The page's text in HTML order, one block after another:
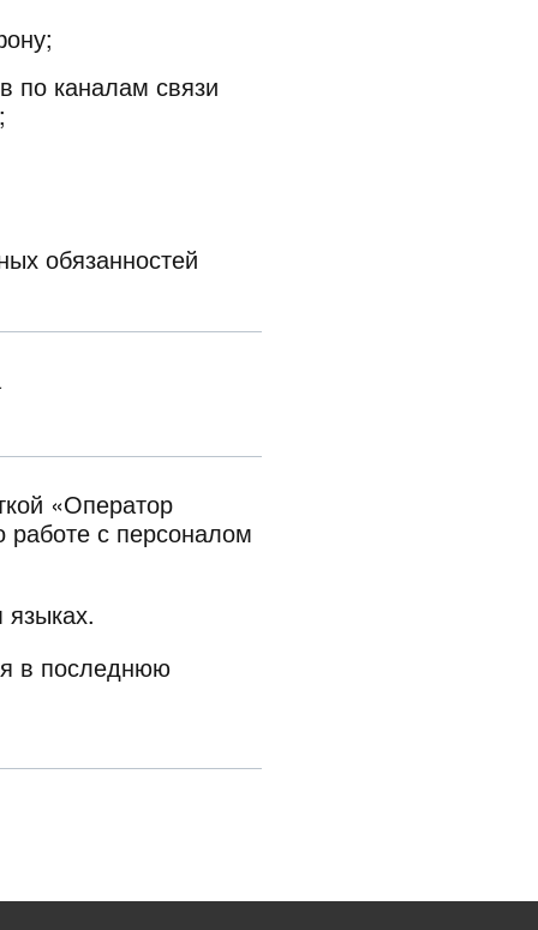
по каналам связи
обязанностей
«Оператор
работе с персоналом
в последнюю